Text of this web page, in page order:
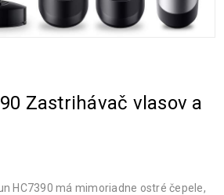
Zastrihávač vlasov a
HC7390 má mimoriadne ostré čepele,